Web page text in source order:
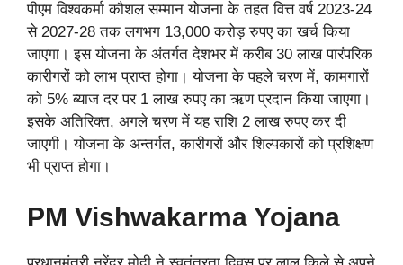
पीएम विश्वकर्मा कौशल सम्मान योजना के तहत वित्त वर्ष 2023-24
से 2027-28 तक लगभग 13,000 करोड़ रुपए का खर्च किया
जाएगा। इस योजना के अंतर्गत देशभर में करीब 30 लाख पारंपरिक
कारीगरों को लाभ प्राप्त होगा। योजना के पहले चरण में, कामगारों
को 5% ब्याज दर पर 1 लाख रुपए का ऋण प्रदान किया जाएगा।
इसके अतिरिक्त, अगले चरण में यह राशि 2 लाख रुपए कर दी
जाएगी। योजना के अन्तर्गत, कारीगरों और शिल्पकारों को प्रशिक्षण
भी प्राप्त होगा।
PM Vishwakarma Yojana